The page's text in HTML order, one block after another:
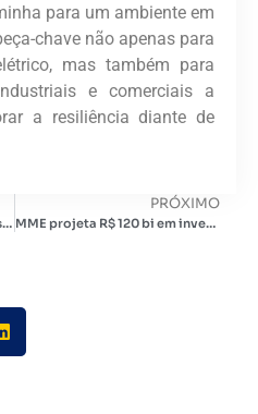
para um ambiente em
chave não apenas para
mas também para
e comerciais a
a resiliência diante de
Mais de 20,5 mil consumidores entram no mercado livre de energia em 2025, aponta CCEE
PRÓXIMO
MME projeta R$ 120 bi em investimentos em transmissão até 2035